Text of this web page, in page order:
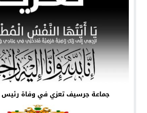
جماعة جرسيف تعزي في وفاة رئيس